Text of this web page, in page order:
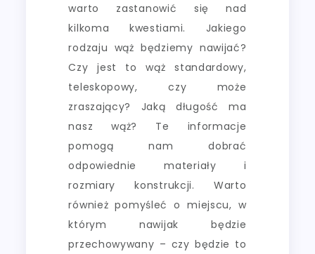
warto zastanowić się nad
kilkoma kwestiami. Jakiego
rodzaju wąż będziemy nawijać?
Czy jest to wąż standardowy,
teleskopowy, czy może
zraszający? Jaką długość ma
nasz wąż? Te informacje
pomogą nam dobrać
odpowiednie materiały i
rozmiary konstrukcji. Warto
również pomyśleć o miejscu, w
którym nawijak będzie
przechowywany – czy będzie to